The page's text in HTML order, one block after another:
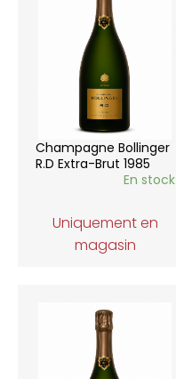
Champagne Bollinger
R.D Extra-Brut 1985
En stock
Uniquement en
magasin